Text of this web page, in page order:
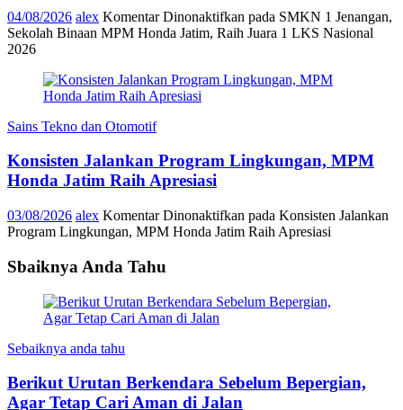
04/08/2026 alex Komentar Dinonaktifkan pada SMKN 1 Jenangan,
Sekolah Binaan MPM Honda Jatim, Raih Juara 1 LKS Nasional
2026
Sains Tekno dan Otomotif
Konsisten Jalankan Program Lingkungan, MPM
Honda Jatim Raih Apresiasi
03/08/2026 alex Komentar Dinonaktifkan pada Konsisten Jalankan
Program Lingkungan, MPM Honda Jatim Raih Apresiasi
Sbaiknya Anda Tahu
Sebaiknya anda tahu
Berikut Urutan Berkendara Sebelum Bepergian,
Agar Tetap Cari Aman di Jalan